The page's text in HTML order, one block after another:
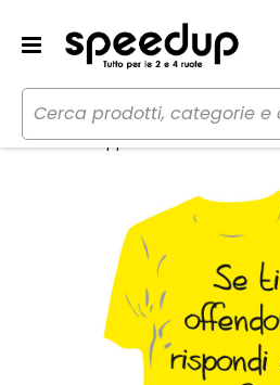
Home Auto Cura dell'auto
Profumi da appendere T-Shirt - RICCI